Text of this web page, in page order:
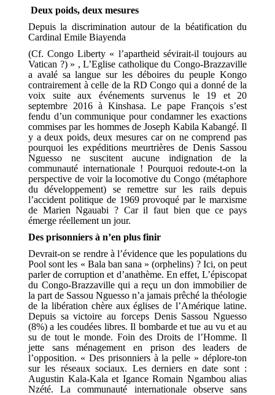
Deux poids, deux mesures
Depuis la discrimination autour de la béatification du
Cardinal Emile Biayenda
(Cf. Congo Liberty « l’apartheid sévirait-il toujours au
Vatican ?) » , L’Eglise catholique du Congo-Brazzaville
a avalé sa langue sur les déboires du peuple Kongo
contrairement à celle de la RD Congo qui a donné de la
voix suite aux événements survenus le 19 et 20
septembre 2016 à Kinshasa. Le pape François s’est
fendu d’un communique pour condamner les exactions
commises par les hommes de Joseph Kabila Kabangé. Il
y a deux poids, deux mesures car on ne comprend pas
pourquoi les expéditions meurtrières de Denis Sassou
Nguesso ne suscitent aucune indignation de la
communauté internationale ! Pourquoi redoute-t-on la
perspective de voir la locomotive du Congo (métaphore
du développement) se remettre sur les rails depuis
l’accident politique de 1969 provoqué par le marxisme
de Marien Ngauabi ? Car il faut bien que ce pays
émerge réellement un jour.
Des prisonniers à n’en plus finir
Devrait-on se rendre à l’évidence que les populations du
Pool sont les « Bala ban sana » (orphelins) ? Ici, on peut
parler de corruption et d’anathème. En effet, L’épiscopat
du Congo-Brazzaville qui a reçu un don immobilier de
la part de Sassou Nguesso n’a jamais prêché la théologie
de la libération chère aux églises de l’Amérique latine.
Depuis sa victoire au forceps Denis Sassou Nguesso
(8%) a les coudées libres. Il bombarde et tue au vu et au
su de tout le monde. Foin des Droits de l’Homme. Il
jette sans ménagement en prison des leaders de
l’opposition. « Des prisonniers à la pelle » déplore-ton
sur les réseaux sociaux. Les derniers en date sont :
Augustin Kala-Kala et Igance Romain Ngambou alias
Nzété. La communauté internationale observe sans